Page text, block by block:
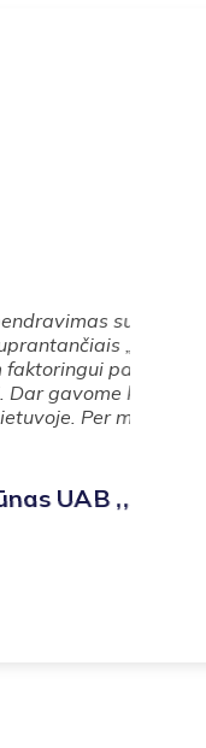
ir
pietų už ją
vieną